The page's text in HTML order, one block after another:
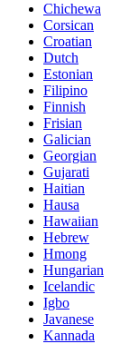
Chichewa
Corsican
Croatian
Dutch
Estonian
Filipino
Finnish
Frisian
Galician
Georgian
Gujarati
Haitian
Hausa
Hawaiian
Hebrew
Hmong
Hungarian
Icelandic
Igbo
Javanese
Kannada